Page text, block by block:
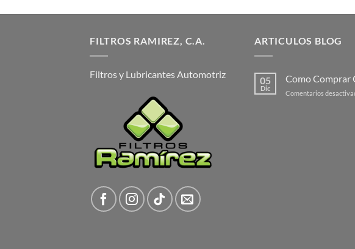
FILTROS RAMIREZ, C.A.
Filtros y Lubricantes Automotriz
ARTICULOS BLOG
05
Dic
Como Comprar
Comentarios